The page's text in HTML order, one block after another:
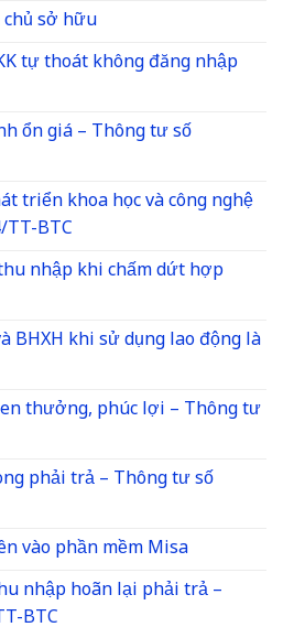
sở hữu
tự thoát không đăng nhập
ổn giá – Thông tư số
triển khoa học và công nghệ
BTC
nhập khi chấm dứt hợp
BHXH khi sử dụng lao động là
thưởng, phúc lợi – Thông tư
phải trả – Thông tư số
vào phần mềm Misa
nhập hoãn lại phải trả –
BTC